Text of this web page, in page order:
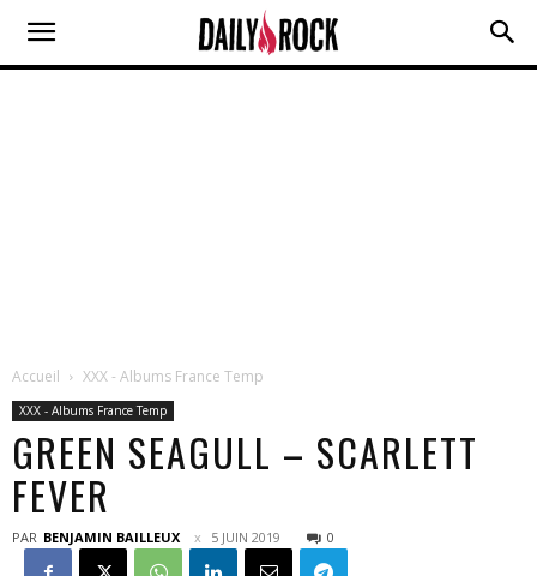
Accueil XXX - Albums France Temp
XXX - Albums France Temp
GREEN SEAGULL – SCARLETT
FEVER
PAR BENJAMIN BAILLEUX 5 JUIN 2019 0